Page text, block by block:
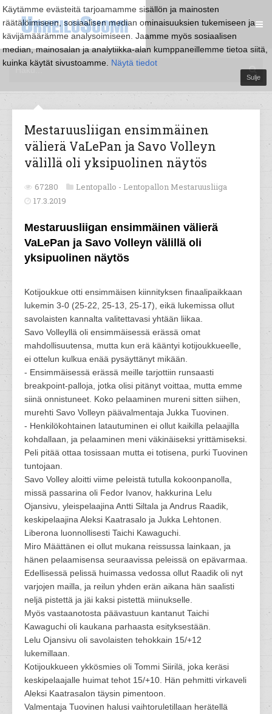
Käytämme evästeitä tarjoamamme sisällön ja mainosten
räätälöimiseen, sosiaalisen median ominaisuuksien tukemiseen ja
kävijämäärämme analysoimiseen. Jaamme myös sosiaalisen
median, mainosalan ja analytiikka-alan kumppaneillemme tietoa siitä,
kuinka käytät sivustoamme. Näytä tiedot
Sulje
Mestaruusliigan ensimmäinen
välierä VaLePan ja Savo Volleyn
välillä oli yksipuolinen näytös
67280 Lentopallo - Lentopallon Mestaruusliiga
17.3.2019
Mestaruusliigan ensimmäinen välierä
VaLePan ja Savo Volleyn välillä oli
yksipuolinen näytös
Kotijoukkue otti ensimmäisen kiinnityksen finaalipaikkaan
lukemin 3-0 (25-22, 25-13, 25-17), eikä lukemissa ollut
savolaisten kannalta valitettavasi yhtään liikaa.
Savo Volleyllä oli ensimmäisessä erässä omat
mahdollisuutensa, mutta kun erä kääntyi kotijoukkueelle,
ei ottelun kulkua enää pysäyttänyt mikään.
- Ensimmäisessä erässä meille tarjottiin runsaasti
breakpoint-palloja, jotka olisi pitänyt voittaa, mutta emme
siinä onnistuneet. Koko pelaaminen mureni sitten siihen,
murehti Savo Volleyn päävalmentaja Jukka Tuovinen.
- Henkilökohtainen latautuminen ei ollut kaikilla pelaajilla
kohdallaan, ja pelaaminen meni väkinäiseksi yrittämiseksi.
Peli pitää ottaa tosissaan mutta ei totisena, purki Tuovinen
tuntojaan.
Savo Volley aloitti viime peleistä tutulla kokoonpanolla,
missä passarina oli Fedor Ivanov, hakkurina Lelu
Ojansivu, yleispelaajina Antti Siltala ja Andrus Raadik,
keskipelaajina Aleksi Kaatrasalo ja Jukka Lehtonen.
Liberona luonnollisesti Taichi Kawaguchi.
Miro Määttänen ei ollut mukana reissussa lainkaan, ja
hänen pelaamisensa seuraavissa peleissä on epävarmaa.
Edellisessä pelissä huimassa vedossa ollut Raadik oli nyt
varjojen mailla, ja reilun yhden erän aikana hän saalisti
neljä pistettä ja jäi kaksi pistettä miinukselle.
Myös vastaanotosta päävastuun kantanut Taichi
Kawaguchi oli kaukana parhaasta esityksestään.
Lelu Ojansivu oli savolaisten tehokkain 15/+12
lukemillaan.
Kotijoukkueen ykkösmies oli Tommi Siirilä, joka keräsi
keskipelaajalle huimat tehot 15/+10. Hän pehmitti virkaveli
Aleksi Kaatrasalon täysin pimentoon.
Valmentaja Tuovinen halusi vaihtoruletillaan herätellä